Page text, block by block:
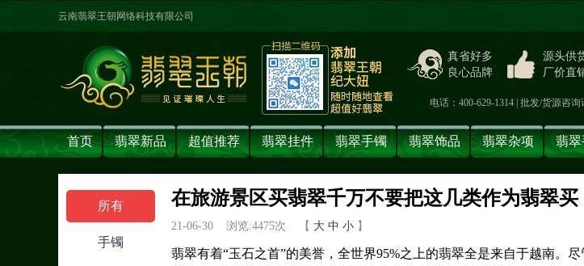
云南翡翠王朝网络科技有限公司
真省好多
良心品牌
源头供
厂价直
电话：400-629-1314 | 批发/货源咨询
首页 翡翠新品 超值推荐 翡翠挂件 翡翠手镯 翡翠饰品 翡翠杂项 翡
所有
手镯
在旅游景区买翡翠千万不要把这几类作为翡翠
21-06-30 浏览:4475次 【 大 中 小 】
翡翠有着“玉石之首”的美誉，全世界95%之上的翡翠全是来自于越南。